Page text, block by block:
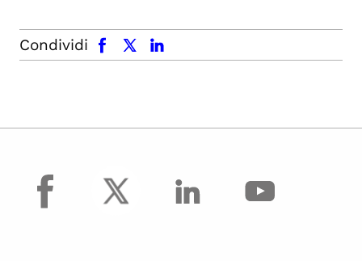
Condividi
facebook x.com linkedin
facebook